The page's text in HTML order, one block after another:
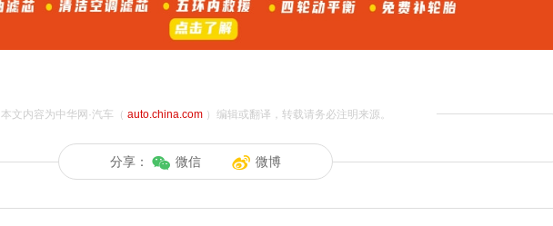
本文内容为中华网·汽车（ auto.china.com）编辑或翻译，转载请务必注明来源。
分享： 微信 微博